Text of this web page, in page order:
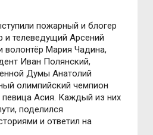
пожарный и блогер
и телеведущий Арсений
волонтёр Мария Чадина,
Иван Полянский,
Думы Анатолий
олимпийский чемпион
певица Асия. Каждый из них
поделился
и ответил на